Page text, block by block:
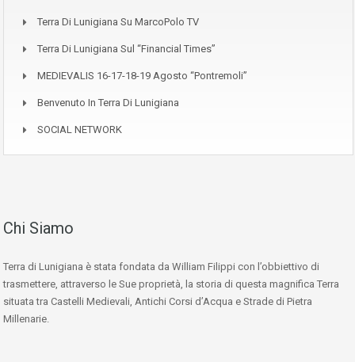
Terra Di Lunigiana Su MarcoPolo TV
Terra Di Lunigiana Sul “Financial Times”
MEDIEVALIS 16-17-18-19 Agosto “Pontremoli”
Benvenuto In Terra Di Lunigiana
SOCIAL NETWORK
Chi Siamo
Terra di Lunigiana è stata fondata da William Filippi con l’obbiettivo di
trasmettere, attraverso le Sue proprietà, la storia di questa magnifica Terra
situata tra Castelli Medievali, Antichi Corsi d’Acqua e Strade di Pietra
Millenarie.